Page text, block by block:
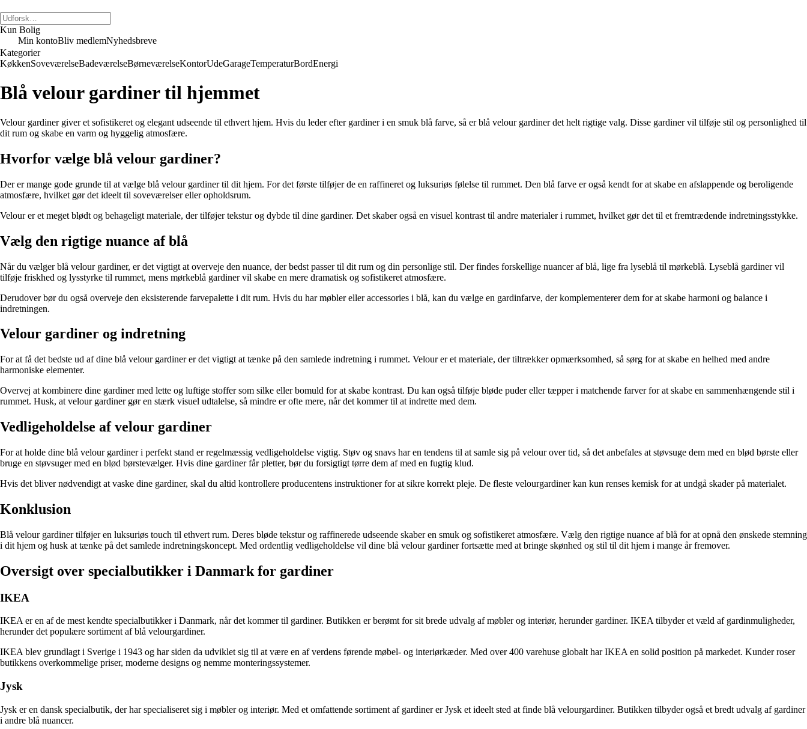
Kun Bolig
Min kontoBliv medlemNyhedsbreve
Kategorier
KøkkenSoveværelseBadeværelseBørneværelseKontorUdeGarageTemperaturBordEnergi
Blå velour gardiner til hjemmet
Velour gardiner giver et sofistikeret og elegant udseende til ethvert hjem. Hvis du leder efter gardiner i en smuk blå farve, så er blå velour gardiner det helt rigtige valg. Disse gardiner vil tilføje stil og personlighed til
dit rum og skabe en varm og hyggelig atmosfære.
Hvorfor vælge blå velour gardiner?
Der er mange gode grunde til at vælge blå velour gardiner til dit hjem. For det første tilføjer de en raffineret og luksuriøs følelse til rummet. Den blå farve er også kendt for at skabe en afslappende og beroligende
atmosfære, hvilket gør det ideelt til soveværelser eller opholdsrum.
Velour er et meget blødt og behageligt materiale, der tilføjer tekstur og dybde til dine gardiner. Det skaber også en visuel kontrast til andre materialer i rummet, hvilket gør det til et fremtrædende indretningsstykke.
Vælg den rigtige nuance af blå
Når du vælger blå velour gardiner, er det vigtigt at overveje den nuance, der bedst passer til dit rum og din personlige stil. Der findes forskellige nuancer af blå, lige fra lyseblå til mørkeblå. Lyseblå gardiner vil
tilføje friskhed og lysstyrke til rummet, mens mørkeblå gardiner vil skabe en mere dramatisk og sofistikeret atmosfære.
Derudover bør du også overveje den eksisterende farvepalette i dit rum. Hvis du har møbler eller accessories i blå, kan du vælge en gardinfarve, der komplementerer dem for at skabe harmoni og balance i
indretningen.
Velour gardiner og indretning
For at få det bedste ud af dine blå velour gardiner er det vigtigt at tænke på den samlede indretning i rummet. Velour er et materiale, der tiltrækker opmærksomhed, så sørg for at skabe en helhed med andre
harmoniske elementer.
Overvej at kombinere dine gardiner med lette og luftige stoffer som silke eller bomuld for at skabe kontrast. Du kan også tilføje bløde puder eller tæpper i matchende farver for at skabe en sammenhængende stil i
rummet. Husk, at velour gardiner gør en stærk visuel udtalelse, så mindre er ofte mere, når det kommer til at indrette med dem.
Vedligeholdelse af velour gardiner
For at holde dine blå velour gardiner i perfekt stand er regelmæssig vedligeholdelse vigtig. Støv og snavs har en tendens til at samle sig på velour over tid, så det anbefales at støvsuge dem med en blød børste eller
bruge en støvsuger med en blød børstevælger. Hvis dine gardiner får pletter, bør du forsigtigt tørre dem af med en fugtig klud.
Hvis det bliver nødvendigt at vaske dine gardiner, skal du altid kontrollere producentens instruktioner for at sikre korrekt pleje. De fleste velourgardiner kan kun renses kemisk for at undgå skader på materialet.
Konklusion
Blå velour gardiner tilføjer en luksuriøs touch til ethvert rum. Deres bløde tekstur og raffinerede udseende skaber en smuk og sofistikeret atmosfære. Vælg den rigtige nuance af blå for at opnå den ønskede stemning
i dit hjem og husk at tænke på det samlede indretningskoncept. Med ordentlig vedligeholdelse vil dine blå velour gardiner fortsætte med at bringe skønhed og stil til dit hjem i mange år fremover.
Oversigt over specialbutikker i Danmark for gardiner
IKEA
IKEA er en af de mest kendte specialbutikker i Danmark, når det kommer til gardiner. Butikken er berømt for sit brede udvalg af møbler og interiør, herunder gardiner. IKEA tilbyder et væld af gardinmuligheder,
herunder det populære sortiment af blå velourgardiner.
IKEA blev grundlagt i Sverige i 1943 og har siden da udviklet sig til at være en af verdens førende møbel- og interiørkæder. Med over 400 varehuse globalt har IKEA en solid position på markedet. Kunder roser
butikkens overkommelige priser, moderne designs og nemme monteringssystemer.
Jysk
Jysk er en dansk specialbutik, der har specialiseret sig i møbler og interiør. Med et omfattende sortiment af gardiner er Jysk et ideelt sted at finde blå velourgardiner. Butikken tilbyder også et bredt udvalg af gardiner
i andre blå nuancer.